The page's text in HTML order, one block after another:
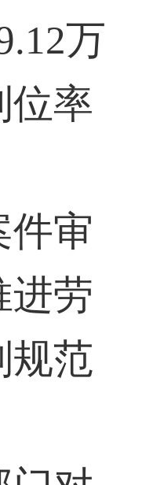
万
位率
审
进劳
规范